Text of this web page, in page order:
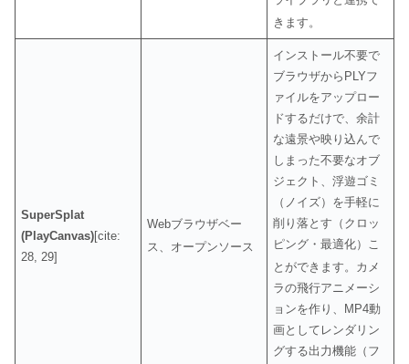
きます。
SuperSplat
(PlayCanvas)[cite:
28, 29]
Webブラウザベー
ス、オープンソース
インストール不要で
ブラウザからPLYフ
ァイルをアップロー
ドするだけで、余計
な遠景や映り込んで
しまった不要なオブ
ジェクト、浮遊ゴミ
（ノイズ）を手軽に
削り落とす（クロッ
ピング・最適化）こ
とができます。カメ
ラの飛行アニメーシ
ョンを作り、MP4動
画としてレンダリン
グする出力機能（フ